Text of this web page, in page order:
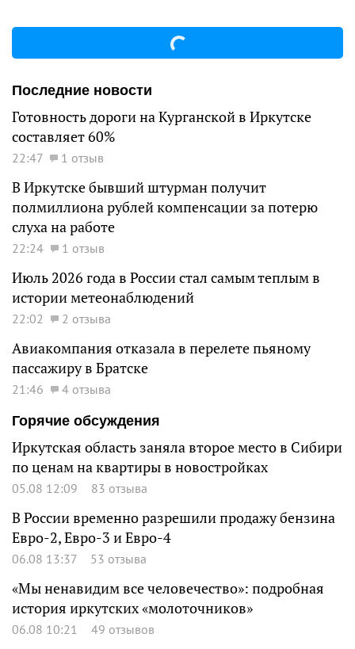
Последние новости
Готовность дороги на Курганской в Иркутске
составляет 60%
22:47 1 отзыв
В Иркутске бывший штурман получит
полмиллиона рублей компенсации за потерю
слуха на работе
22:24 1 отзыв
Июль 2026 года в России стал самым теплым в
истории метеонаблюдений
22:02 2 отзыва
Авиакомпания отказала в перелете пьяному
пассажиру в Братске
21:46
4 отзыва
Горячие обсуждения
Иркутская область заняла второе место в Сибири
по ценам на квартиры в новостройках
05.08 12:09 83 отзыва
В России временно разрешили продажу бензина
Евро-2, Евро-3 и Евро-4
06.08 13:37 53 отзыва
«Мы ненавидим все человечество»: подробная
история иркутских «молоточников»
06.08 10:21 49 отзывов